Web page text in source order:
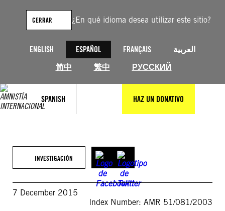
¿En qué idioma desea utilizar este sitio?
ENGLISH ESPAÑOL FRANÇAIS
العربية
简中
繁中 РУССКИЙ
CERRAR
SPANISH HAZ UN DONATIVO
contenido
INVESTIGACIÓN
7 December 2015
Index Number: AMR 51/081/2003